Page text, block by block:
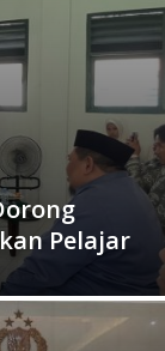
Pelajar